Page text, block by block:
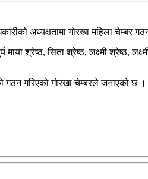
अध्यक्षतामा गोरखा महिला चेम्बर
श्रेष्ठ, सिता श्रेष्ठ, लक्ष्मी श्रेष्ठ,
गठन गरिएको गोरखा चेम्बरले जनाएको छ ।